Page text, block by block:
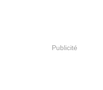
Publicité